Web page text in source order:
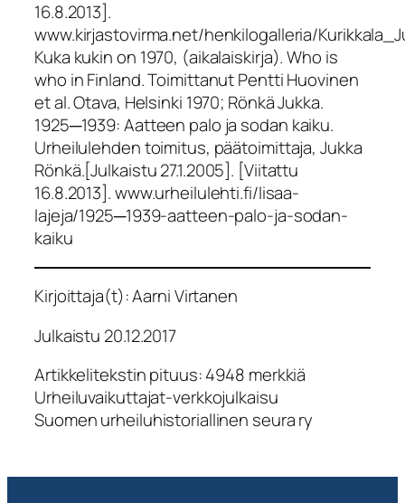
16.8.2013].
www.kirjastovirma.net/henkilogalleria/
Kuka kukin on 1970, (aikalaiskirja). Who is
who in Finland. Toimittanut Pentti Huovinen
et al. Otava, Helsinki 1970; Rönkä Jukka.
1925─1939: Aatteen palo ja sodan kaiku.
Urheilulehden toimitus, päätoimittaja, Jukka
Rönkä.[Julkaistu 27.1.2005]. [Viitattu
16.8.2013]. www.urheilulehti.fi/lisaa-
lajeja/1925─1939-aatteen-palo-ja-sodan-
kaiku
Kirjoittaja(t): Aarni Virtanen
Julkaistu 20.12.2017
Artikkelitekstin pituus: 4948 merkkiä
Urheiluvaikuttajat-verkkojulkaisu
Suomen urheiluhistoriallinen seura ry